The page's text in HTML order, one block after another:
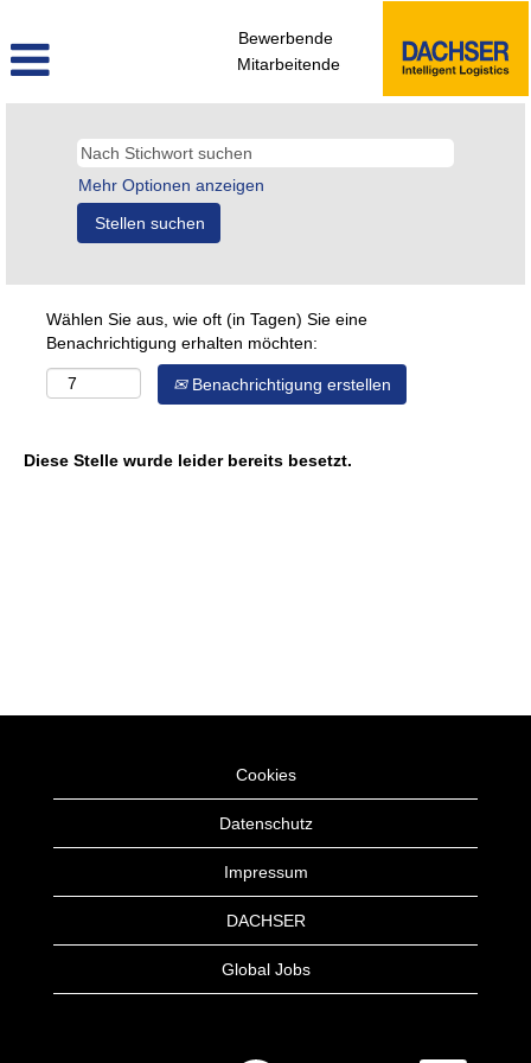
Bewerbende
Mitarbeitende
Mehr Optionen anzeigen
Wählen Sie aus, wie oft (in Tagen) Sie eine
Benachrichtigung erhalten möchten:
Benachrichtigung erstellen
Diese Stelle wurde leider bereits besetzt.
Cookies
Datenschutz
Impressum
DACHSER
Global Jobs